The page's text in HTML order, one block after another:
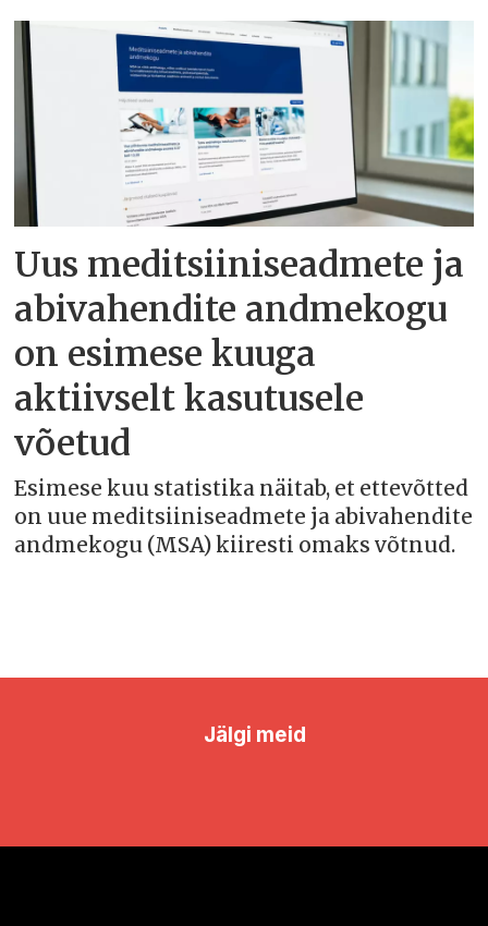
Uus meditsiiniseadmete ja
abivahendite andmekogu
on esimese kuuga
aktiivselt kasutusele
võetud
Esimese kuu statistika näitab, et ettevõtted
on uue meditsiiniseadmete ja abivahendite
andmekogu (MSA) kiiresti omaks võtnud.
Jälgi meid